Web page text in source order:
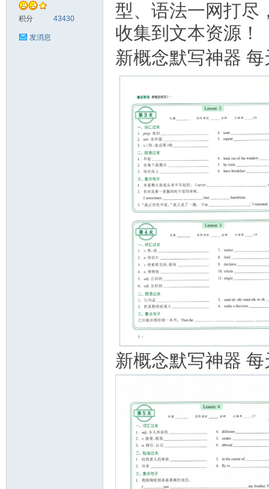
积分 43430
发消息
型、语法一网打尽
收集到文本资源！
新概念默写神器
新概念默写神器